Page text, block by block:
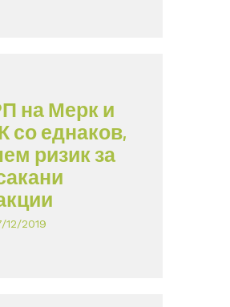
на Мерк и
со еднаков,
ризик за
12/2019